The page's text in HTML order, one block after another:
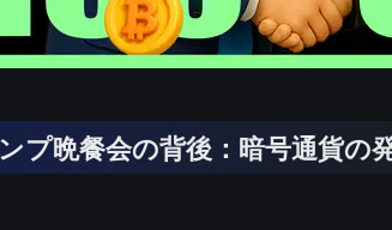
プ晩餐会の背後：暗号通貨の